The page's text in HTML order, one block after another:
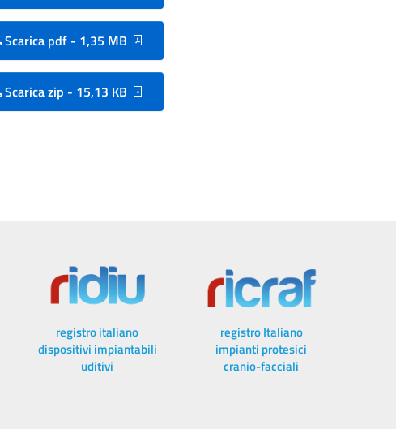
Scarica pdf - 1,35 MB
Scarica zip - 15,13 KB
registro italiano
dispositivi impiantabili
uditivi
registro Italiano
impianti protesici
cranio-facciali